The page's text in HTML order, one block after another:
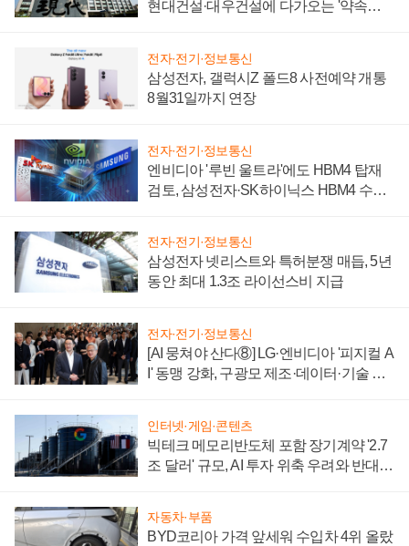
현대건설·대우건설에 다가오는 '약속의
전자·전기·정보통신
삼성전자, 갤럭시Z 폴드8 사전예약 개통
8월31일까지 연장
전자·전기·정보통신
엔비디아 '루빈 울트라'에도 HBM4 탑재
검토, 삼성전자·SK하이닉스 HBM4 수율
전자·전기·정보통신
삼성전자 넷리스트와 특허분쟁 매듭, 5년
동안 최대 1.3조 라이선스비 지급
전자·전기·정보통신
[AI 뭉쳐야 산다⑧] LG·엔비디아 '피지컬 A
I' 동맹 강화, 구광모 제조·데이터·기술 결
인터넷·게임·콘텐츠
빅테크 메모리반도체 포함 장기계약 '2.7
조 달러' 규모, AI 투자 위축 우려와 반대
자동차·부품
BYD코리아 가격 앞세워 수입차 4위 올랐